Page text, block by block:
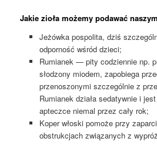
Jakie zioła możemy podawać
Jeżówka pospolita, dziś
odporność wśród dzieci;
Rumianek — pity codziennie np.
słodzony miodem, zapobiega
przenoszonymi szczególnie z
Rumianek działa sedatywnie i
apteczce niemal przez cały rok;
Koper włoski pomoże przy
obstrukcjach związanych z